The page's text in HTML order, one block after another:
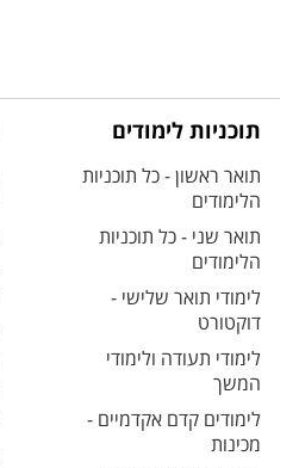
תוכניות לימודים
תואר ראשון - כל תוכניות
הלימודים
תואר שני - כל תוכניות
הלימודים
לימודי תואר שלישי -
דוקטורט
לימודי תעודה ולימודי
המשך
לימודים קדם אקדמיים -
מכינות